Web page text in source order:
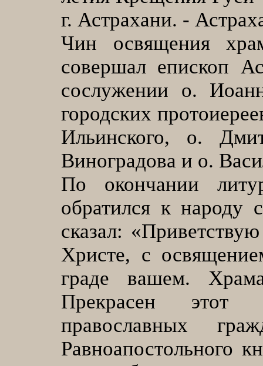
г. Астрахани. -
Чин освящения
совершал епископ
сослужении о.
городских
Ильинского, о.
Виноградова и о.
По окончании
обратился к народу
сказал:
Христе, с
граде вашем.
Прекрасен этот
православных
Равноапостольного